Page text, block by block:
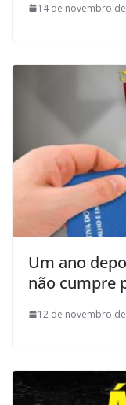
14 de novembro
Um ano
não cumpre
12 de novembro